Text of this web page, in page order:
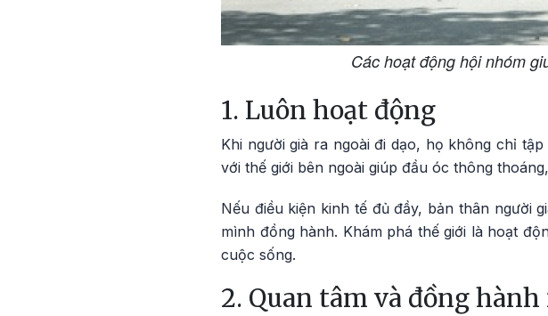
Các hoạt động hội nhóm
1. Luôn hoạt động
Khi người già ra ngoài đi dạo, họ không chỉ
với thế giới bên ngoài giúp đầu óc thông
Nếu điều kiện kinh tế đủ đầy, bản thân người
mình đồng hành. Khám phá thế giới là hoạt
cuộc sống.
2. Quan tâm và đồng